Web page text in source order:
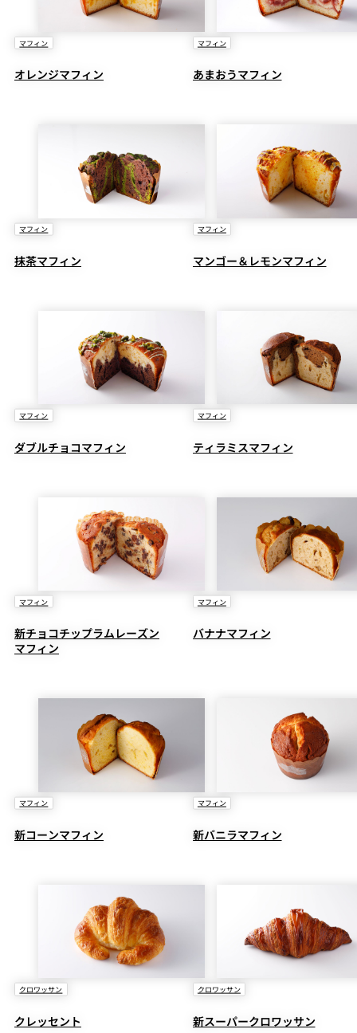
マフィン
オレンジマフィン
マフィン
あまおうマフィン
マフィン
抹茶マフィン
マフィン
マンゴー＆レモンマフィン
マフィン
ダブルチョコマフィン
マフィン
ティラミスマフィン
マフィン
新チョコチップラムレーズン
マフィン
マフィン
バナナマフィン
マフィン
新コーンマフィン
マフィン
新バニラマフィン
クロワッサン
クレッセント
クロワッサン
新スーパークロワッサン